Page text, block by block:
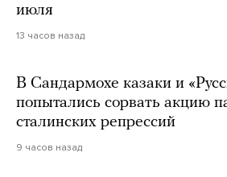
июля
13 часов назад
В Сандармохе казаки и
попытались сорвать акцию
сталинских репрессий
9 часов назад